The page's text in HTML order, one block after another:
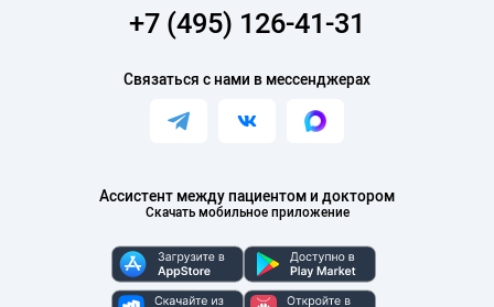
Ассистент между пациентом и доктором
Скачать мобильное приложение
+7 (495) 126-41-31
Связаться с нами в мессенджерах